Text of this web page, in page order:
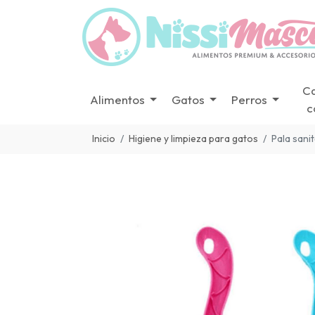
Alimentos Gatos Perros
Inicio Higiene y limpieza para gatos Pala